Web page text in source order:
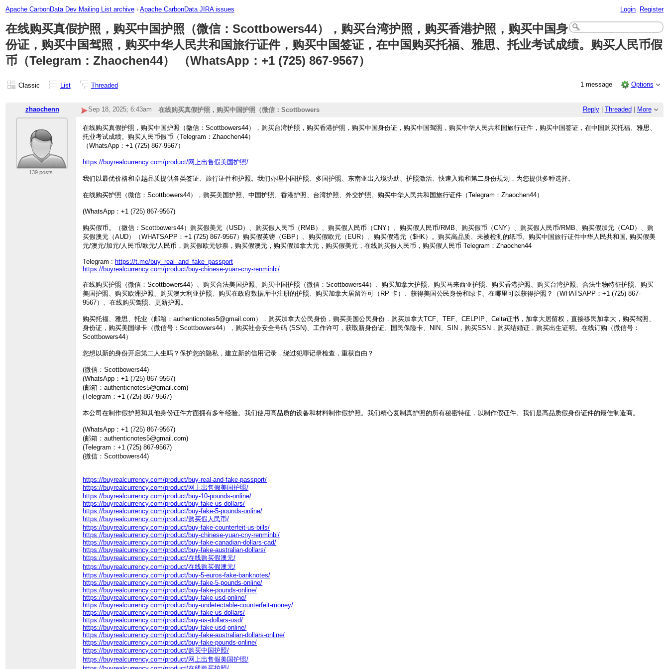
Apache CarbonData Dev Mailing List archive › Apache CarbonData JIRA issues Login Register
在线购买真假护照，购买中国护照（微信：Scottbowers44），购买台湾护照，购买香港护照，购买中国身
份证，购买中国驾照，购买中华人民共和国旅行证件，购买中国签证，在中国购买托福、 雅思、托业考试成绩。购买人民币假
币（Telegram：Zhaochen44） （WhatsApp：+1 (725) 867-9567）
Classic List Threaded 1 message Options
zhaochenn Reply| Threaded More
Sep 18, 2025; 6:43am
在线购买真假护照，购买中国护照（微信：Scottbowers
照，购买中华人民共和国旅行证件，购买中国签证，在中国购买托福、
雅思、托业考试成绩。购买人民币假币（Telegram：Zhao
chen44） （WhatsApp：+1 (725) 867-9567）
139 posts
在线购买真假护照，购买中国护照（微信：Scottbowers44），购买台湾护照，购买香港护照，购买中国身份证，购买中国驾照，购买中华人民共和国旅行证件，购买中国签证，在中国购买托福、雅思、
托业考试成绩。购买人民币假币（Telegram：Zhaochen44）
（WhatsApp：+1 (725) 867-9567）
https://buyrealcurrency.com/product/网上出售假美国护照/
我们以最优价格和卓越品质提供各类签证、旅行证件和护照。我们办理小国护照、多国护照、东南亚出入境协助、护照激活、快速入籍和第二身份规划，为您提供多种选择。
在线购买护照（微信：Scottbowers44），购买美国护照、中国护照、香港护照、台湾护照、外交护照、购买中华人民共和国旅行证件（Telegram：Zhaochen44）
(WhatsApp：+1 (725) 867-9567)
购买假币。（微信：Scottbowers44）购买假美元（USD）、购买假人民币（RMB）、购买假人民币（CNY）、购买假人民币/RMB、购买假币（CNY）、购买假人民币/RMB、购买假加元（CAD）、购
买假澳元（AUD）（WHATSAPP：+1 (725) 867-9567）购买假英镑（GBP）、购买假欧元（EUR）、购买假港元（$HK）。购买高品质、未被检测的纸币。购买中国旅行证件中华人民共和国, 购买假美
元/澳元/加元/人民币/欧元/人民币，购买假欧元钞票，购买假澳元，购买假加拿大元，购买假美元，在线购买假人民币，购买假人民币 Telegram：Zhaochen44
Telegram : https://t.me/buy_real_and_fake_passport
https://buyrealcurrency.com/product/buy-chinese-yuan-cny-renminbi/
在线购买护照（微信：Scottbowers44）、购买合法美国护照、购买中国护照（微信：Scottbowers44）、购买加拿大护照、购买马来西亚护照、购买香港护照、购买台湾护照、合法生物特征护照、购买
美国护照、购买欧洲护照、购买澳大利亚护照、购买在政府数据库中注册的护照、购买加拿大居留许可（RP 卡）、获得美国公民身份和绿卡、在哪里可以获得护照？（WHATSAPP：+1 (725) 867-
9567）、在线购买驾照、更新护照。
购买托福、雅思、托业（邮箱：authenticnotes5@gmail.com），购买加拿大公民身份，购买美国公民身份，购买加拿大TCF、TEF、CELPIP、Celta证书，加拿大居留权，直接移民加拿大，购买驾照、
身份证，购买美国绿卡（微信号：Scottbowers44），购买社会安全号码 (SSN)、工作许可，获取新身份证、国民保险卡、NIN、SIN，购买SSN，购买结婚证，购买出生证明。在线订购（微信号：
Scottbowers44）
您想以新的身份开启第二人生吗？保护您的隐私，建立新的信用记录，绕过犯罪记录检查，重获自由？
(微信：Scottbowers44)
(WhatsApp：+1 (725) 867-9567)
(邮箱：authenticnotes5@gmail.com)
(Telegram：+1 (725) 867-9567)
本公司在制作假护照和其他身份证件方面拥有多年经验。我们使用高品质的设备和材料制作假护照。我们精心复制真护照的所有秘密特征，以制作假证件。我们是高品质假身份证件的最佳制造商。
(WhatsApp：+1 (725) 867-9567)
(邮箱：authenticnotes5@gmail.com)
(Telegram：+1 (725) 867-9567)
(微信：Scottbowers44)
https://buyrealcurrency.com/product/buy-real-and-fake-passport/
https://buyrealcurrency.com/product/网上出售假美国护照/
https://buyrealcurrency.com/product/buy-10-pounds-online/
https://buyrealcurrency.com/product/buy-fake-us-dollars/
https://buyrealcurrency.com/product/buy-fake-5-pounds-online/
https://buyrealcurrency.com/product/购买假人民币/
https://buyrealcurrency.com/product/buy-fake-counterfeit-us-bills/
https://buyrealcurrency.com/product/buy-chinese-yuan-cny-renminbi/
https://buyrealcurrency.com/product/buy-fake-canadian-dollars-cad/
https://buyrealcurrency.com/product/buy-fake-australian-dollars/
https://buyrealcurrency.com/product/在线购买假澳元/
https://buyrealcurrency.com/product/在线购买假澳元/
https://buyrealcurrency.com/product/buy-5-euros-fake-banknotes/
https://buyrealcurrency.com/product/buy-fake-5-pounds-online/
https://buyrealcurrency.com/product/buy-fake-pounds-online/
https://buyrealcurrency.com/product/buy-fake-usd-online/
https://buyrealcurrency.com/product/buy-undetectable-counterfeit-money/
https://buyrealcurrency.com/product/buy-fake-us-dollars/
https://buyrealcurrency.com/product/buy-us-dollars-usd/
https://buyrealcurrency.com/product/buy-fake-usd-online/
https://buyrealcurrency.com/product/buy-fake-australian-dollars-online/
https://buyrealcurrency.com/product/buy-fake-pounds-online/
https://buyrealcurrency.com/product/购买中国护照/
https://buyrealcurrency.com/product/网上出售假美国护照/